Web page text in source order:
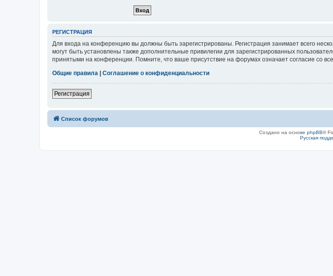
РЕГИСТРАЦИЯ
Для входа на конференцию вы должны быть зарегистрированы. Регистрация занимает всего
могут быть установлены также дополнительные привилегии для зарегистрированных
принятыми на конференции. Помните, что ваше присутствие на форумах означает согласие со
Общие правила | Соглашение о конфиденциальности
Регистрация
Список форумов
Создано на основе phpBB®
Русская